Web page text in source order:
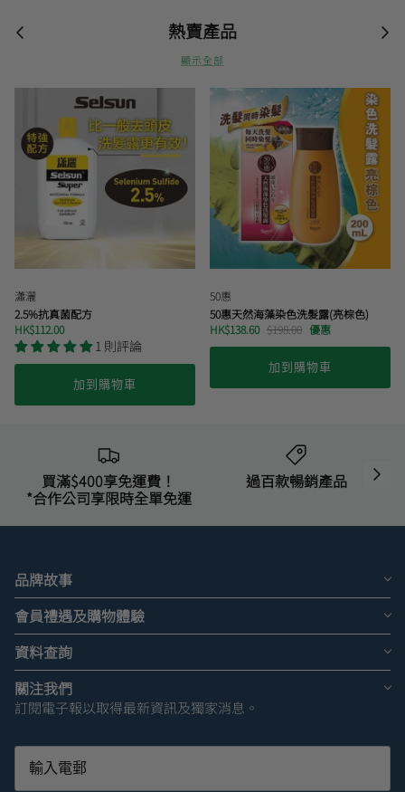
熱賣產品
顯示全部
瀟灑
2.5%抗真菌配方
HK$112.00
1 則評論
加到購物車
30% 優惠
50惠
50惠天然海藻染色洗髮露(亮棕色)
HK$138.60 $198.00 優惠
加到購物車
買滿$400享免運費！
*合作公司享限時全單免運
過百款暢銷產品
品牌故事
會員禮遇及購物體驗
資料查詢
關注我們
訂閱電子報以取得最新資訊及獨家消息。